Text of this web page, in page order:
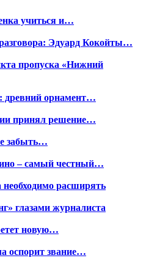
учиться и…
Эдуард Кокойты…
пропуска «Нижний
древний орнамент…
принял решение…
забыть…
– самый честный…
расширять
глазами журналиста
новую…
оспорит звание…